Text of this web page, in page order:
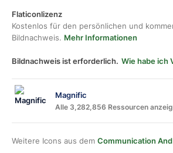
Flaticonlizenz
Kostenlos für den persönlichen und
Bildnachweis. Mehr Informationen
Bildnachweis ist erforderlich. Wie habe ich
Magnific
Alle 3,282,856 Ressourcen
Weitere Icons aus dem Communication